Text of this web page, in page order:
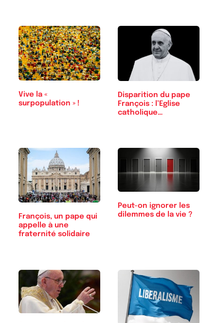
Vive la «
surpopulation » !
Disparition du pape
François : l’Eglise
catholique…
François, un pape qui
appelle à une
fraternité solidaire
Peut-on ignorer les
dilemmes de la vie ?